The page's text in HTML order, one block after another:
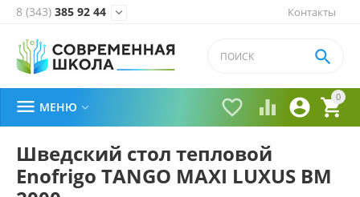
Контакты
8 (343) 385 92 44 
0


 

 МЕНЮ 
Шведский стол тепловой
Enofrigo TANGO MAXI LUXUS BM